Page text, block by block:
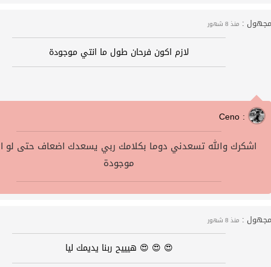
مجهول : منذ 8 شهور
لازم اكون فرحان طول ما انتي موجودة
Ceno :
اشكرك والله تسعدني دوما بكلامك ربي يسعدك اضعاف حتى لو
موجودة
مجهول : منذ 8 شهور
😍 😍 😍 هيييح ربنا يديمك ليا